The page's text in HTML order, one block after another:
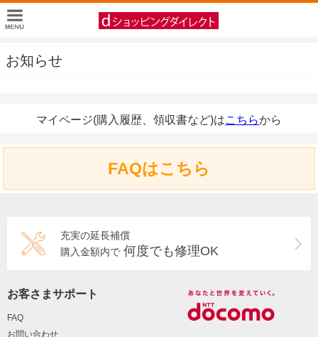
お知らせ
マイページ(購入履歴、領収書など)はこちらから
FAQはこちら
充実の延長補償
購入金額内で 何度でも修理OK
お客さまサポート
FAQ
お問い合わせ